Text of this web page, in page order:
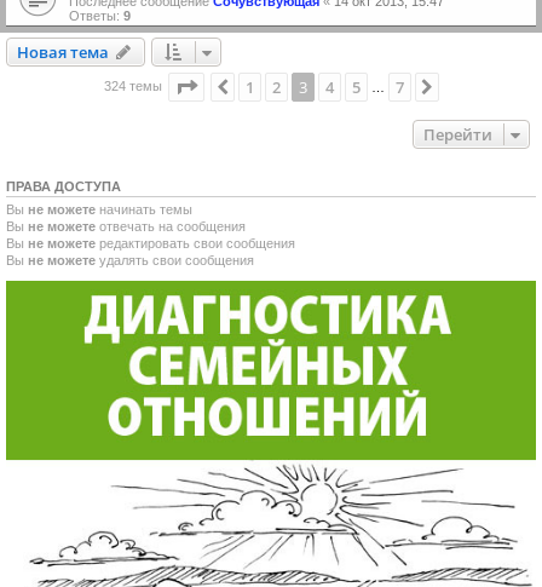
Ответы: 9
Новая тема
Новаятема
324 темы Страница3 из
Пред.
1 2 3 4 5 … 7
Перейти
ПРАВА ДОСТУПА
Вы не можете начинать темы
Вы не можете отвечать на сообщения
Вы не можете редактировать свои сообщения
Вы не можете удалять свои сообщения